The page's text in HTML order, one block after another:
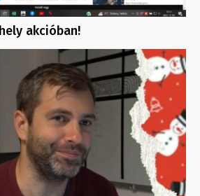
akcióban!